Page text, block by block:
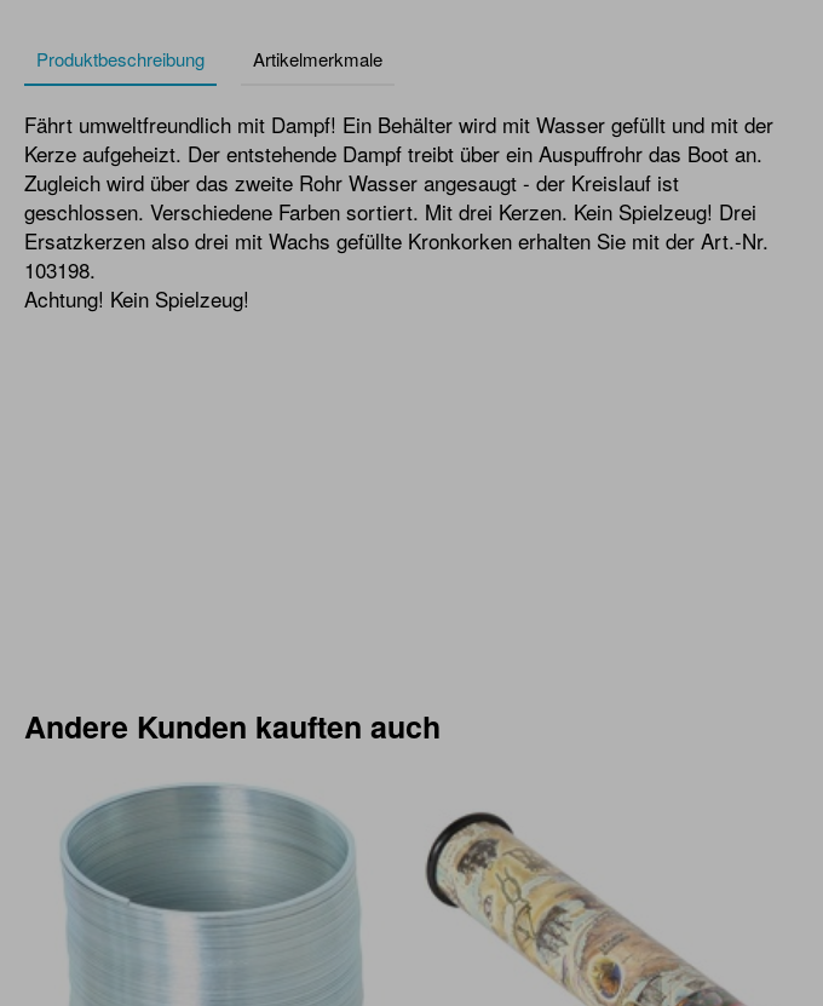
Produktbeschreibung Artikelmerkmale
Fährt umweltfreundlich mit Dampf! Ein Behälter wird mit Wasser gefüllt und mit der
Kerze aufgeheizt. Der entstehende Dampf treibt über ein Auspuffrohr das Boot an.
Zugleich wird über das zweite Rohr Wasser angesaugt - der Kreislauf ist
geschlossen. Verschiedene Farben sortiert. Mit drei Kerzen. Kein Spielzeug! Drei
Ersatzkerzen also drei mit Wachs gefüllte Kronkorken erhalten Sie mit der Art.-Nr.
103198.
Achtung! Kein Spielzeug!
Andere Kunden kauften auch